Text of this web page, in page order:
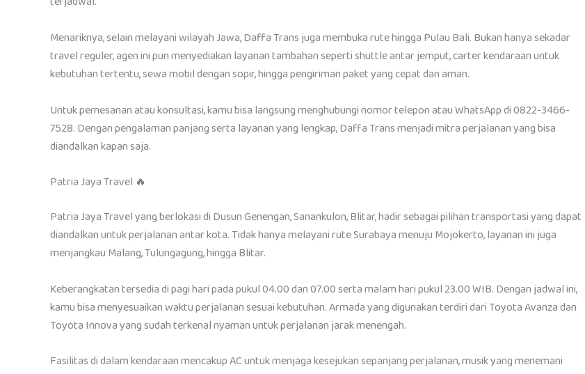
Menariknya, selain melayani wilayah Jawa, Daffa Trans juga membuka rute hingga Pulau Bali. Bukan hanya sekadar
travel reguler, agen ini pun menyediakan layanan tambahan seperti shuttle antar jemput, carter kendaraan untuk
kebutuhan tertentu, sewa mobil dengan sopir, hingga pengiriman paket yang cepat dan aman.
Untuk pemesanan atau konsultasi, kamu bisa langsung menghubungi nomor telepon atau WhatsApp di 0822-3466-
7528. Dengan pengalaman panjang serta layanan yang lengkap, Daffa Trans menjadi mitra perjalanan yang bisa
diandalkan kapan saja.
Patria Jaya Travel 🔥
Patria Jaya Travel yang berlokasi di Dusun Genengan, Sanankulon, Blitar, hadir sebagai pilihan transportasi yang dapat
diandalkan untuk perjalanan antar kota. Tidak hanya melayani rute Surabaya menuju Mojokerto, layanan ini juga
menjangkau Malang, Tulungagung, hingga Blitar.
Keberangkatan tersedia di pagi hari pada pukul 04.00 dan 07.00 serta malam hari pukul 23.00 WIB. Dengan jadwal ini,
kamu bisa menyesuaikan waktu perjalanan sesuai kebutuhan. Armada yang digunakan terdiri dari Toyota Avanza dan
Toyota Innova yang sudah terkenal nyaman untuk perjalanan jarak menengah.
Fasilitas di dalam kendaraan mencakup AC untuk menjaga kesejukan sepanjang perjalanan, musik yang menemani